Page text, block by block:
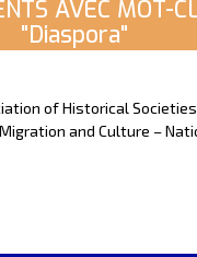
AVEC MOT-
"Diaspora"
of Historical
and Culture –